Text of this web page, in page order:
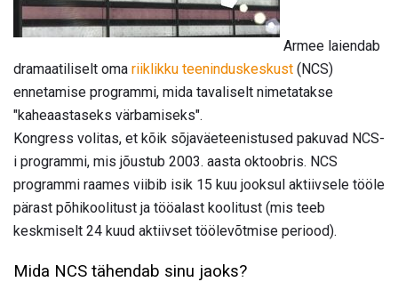
Armee laiendab
dramaatiliselt oma riiklikku teeninduskeskust (NCS)
ennetamise programmi, mida tavaliselt nimetatakse
"kaheaastaseks värbamiseks".
Kongress volitas, et kõik sõjaväeteenistused pakuvad NCS-
i programmi, mis jõustub 2003. aasta oktoobris. NCS
programmi raames viibib isik 15 kuu jooksul aktiivsele tööle
pärast põhikoolitust ja tööalast koolitust (mis teeb
keskmiselt 24 kuud aktiivset töölevõtmise periood).
Mida NCS tähendab sinu jaoks?